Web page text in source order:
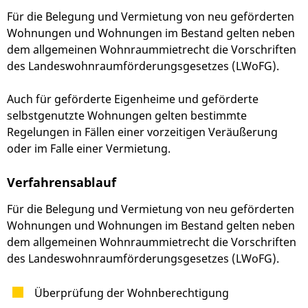
Für die Belegung und Vermietung von neu geförderten
Wohnungen und Wohnungen im Bestand gelten neben
dem allgemeinen Wohnraummietrecht die Vorschriften
des Landeswohnraumförderungsgesetzes (LWoFG).
Auch für geförderte Eigenheime und geförderte
selbstgenutzte Wohnungen gelten bestimmte
Regelungen in Fällen einer vorzeitigen Veräußerung
oder im Falle einer Vermietung.
Verfahrensablauf
Für die Belegung und Vermietung von neu geförderten
Wohnungen und Wohnungen im Bestand gelten neben
dem allgemeinen Wohnraummietrecht die Vorschriften
des Landeswohnraumförderungsgesetzes (LWoFG).
Überprüfung der Wohnberechtigung